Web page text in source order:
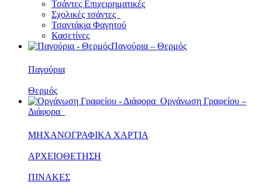
Τσάντες Επιχειρηματικές
Σχολικές τσάντες
Τσαντάκια Φαγητού
Κασετίνες
Παγούρια – Θερμός
Παγούρια
Θερμός
Οργάνωση Γραφείου –
Διάφορα
ΜΗΧΑΝΟΓΡΑΦΙΚΑ ΧΑΡΤΙΑ
ΑΡΧΕΙΟΘΕΤΗΣΗ
ΠΙΝΑΚΕΣ